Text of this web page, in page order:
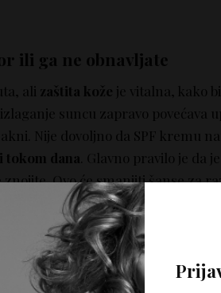
ili ga ne obnavljate
ali zaštita kože je vitalna, kako
suncu zapravo povećava
Nije dovoljno da SPF kremu
tokom dana . Glavno pravilo je da
Ovo će smanjiti šanse za
od preranog starenja.
predlažemoSkinology AHA 5%